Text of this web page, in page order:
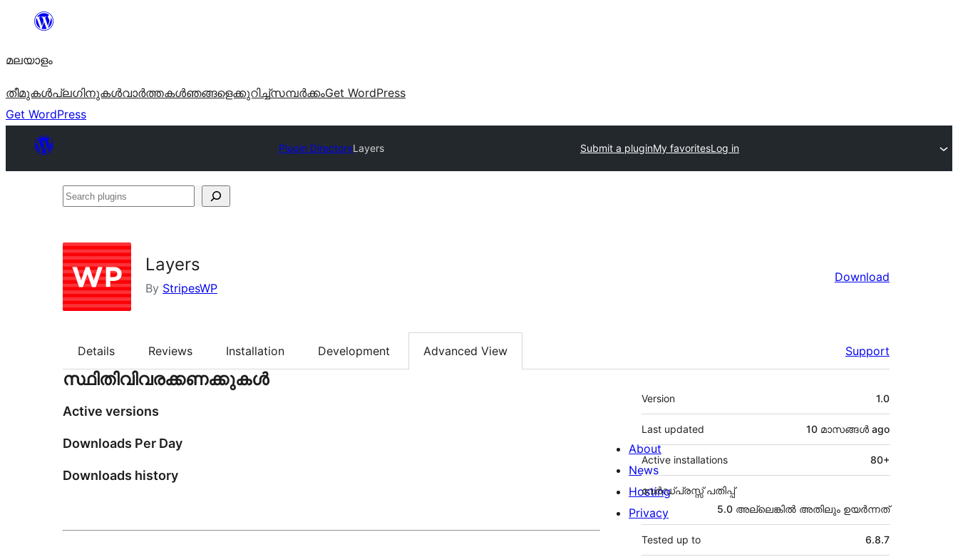
ഉള്ളടക്കത്തിലേക്ക്
മലയാളം
തീമുകൾപ്ലഗിനുകൾവാര്‍ത്തകള്‍ഞങ്ങളെക്കുറിച്ച്സമ്പര്‍ക്കംGet WordPress
Get WordPress
Plugin DirectoryLayers Submit a pluginMy favoritesLog in
Search
Layers
By StripesWP
Download
Details Reviews Installation Development Advanced View Support
സ്ഥിതിവിവരക്കണക്കുകള്‍
Active versions
Downloads Per Day
Downloads history
Meta
Version 1.0
Last updated 10 മാസങ്ങള്‍ ago
Active installations 80+
വേർഡ്പ്രസ്സ് പതിപ്പ്
5.0 അല്ലെങ്കില്‍ അതിലും ഉയര്‍ന്നത്
Tested up to 6.8.7
About
News
Hosting
Privacy